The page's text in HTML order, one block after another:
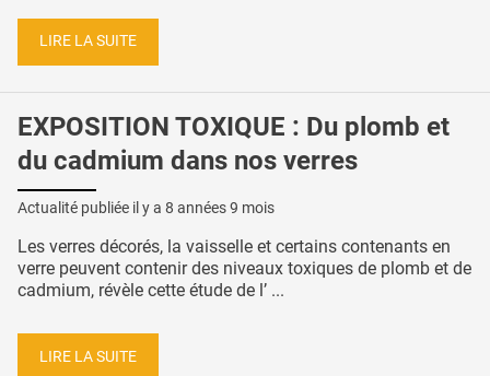
LIRE LA SUITE
EXPOSITION TOXIQUE : Du plomb et
du cadmium dans nos verres
Actualité publiée il y a 8 années 9 mois
Les verres décorés, la vaisselle et certains contenants en
verre peuvent contenir des niveaux toxiques de plomb et de
cadmium, révèle cette étude de l’ ...
LIRE LA SUITE